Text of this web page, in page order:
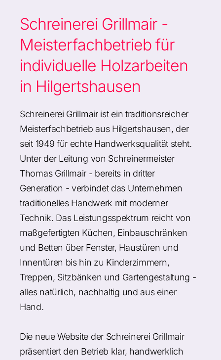
Schreinerei Grillmair -
Meisterfachbetrieb für
individuelle Holzarbeiten
in Hilgertshausen
Schreinerei Grillmair ist ein traditionsreicher
Meisterfachbetrieb aus Hilgertshausen, der
seit 1949 für echte Handwerksqualität steht.
Unter der Leitung von Schreinermeister
Thomas Grillmair - bereits in dritter
Generation - verbindet das Unternehmen
traditionelles Handwerk mit moderner
Technik. Das Leistungsspektrum reicht von
maßgefertigten Küchen, Einbauschränken
und Betten über Fenster, Haustüren und
Innentüren bis hin zu Kinderzimmern,
Treppen, Sitzbänken und Gartengestaltung -
alles natürlich, nachhaltig und aus einer
Hand.
Die neue Website der Schreinerei Grillmair
präsentiert den Betrieb klar, handwerklich